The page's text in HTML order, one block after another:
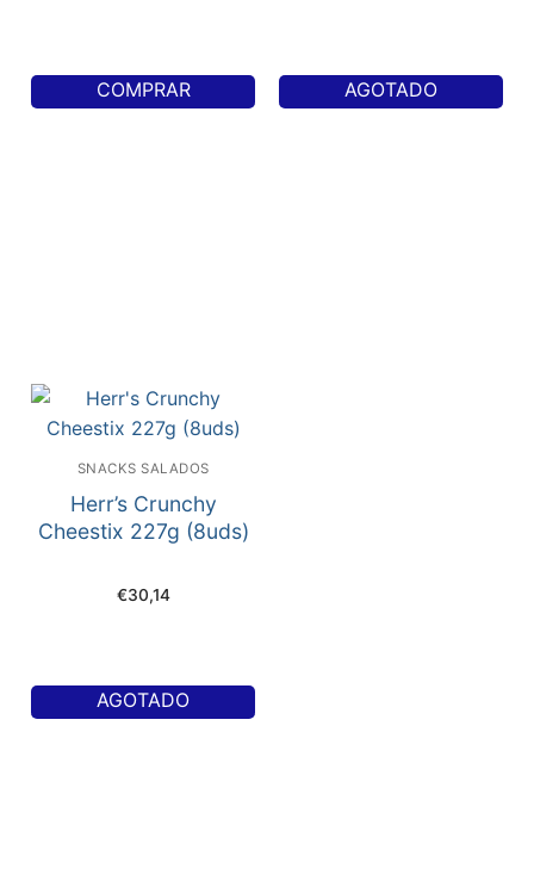
COMPRAR AGOTADO
SNACKS SALADOS
Herr’s Crunchy
Cheestix 227g (8uds)
€30,14
AGOTADO